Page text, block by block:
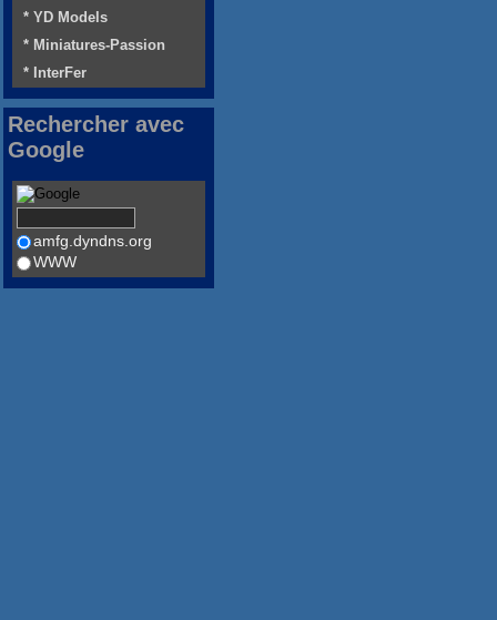
* YD Models
* Miniatures-Passion
* InterFer
Rechercher avec
Google
amfg.dyndns.org
WWW